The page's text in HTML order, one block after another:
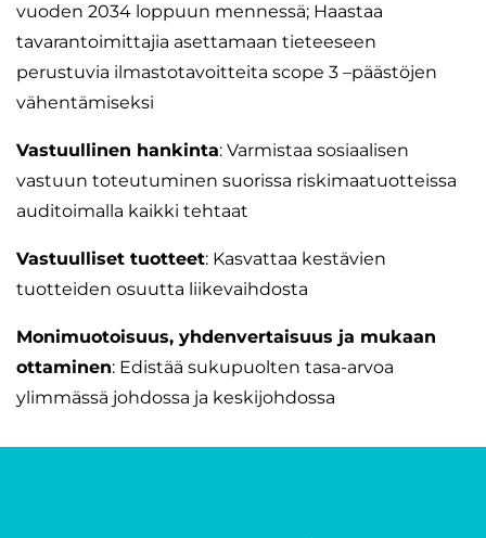
vuoden 2034 loppuun mennessä; Haastaa
tavarantoimittajia asettamaan tieteeseen
perustuvia ilmastotavoitteita scope 3 –päästöjen
vähentämiseksi
Vastuullinen hankinta: Varmistaa sosiaalisen
vastuun toteutuminen suorissa riskimaatuotteissa
auditoimalla kaikki tehtaat
Vastuulliset tuotteet: Kasvattaa kestävien
tuotteiden osuutta liikevaihdosta
Monimuotoisuus, yhdenvertaisuus ja mukaan
ottaminen: Edistää sukupuolten tasa-arvoa
ylimmässä johdossa ja keskijohdossa